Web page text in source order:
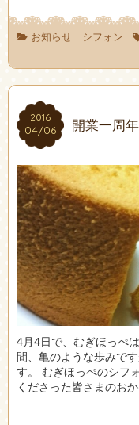
お知らせ| シフォン
2016
04/06
2016
04/06 開業一周
4月4日で、むぎほっぺ
間、亀のような歩みで
す。 むぎほっぺのシフ
くださった皆さまのお